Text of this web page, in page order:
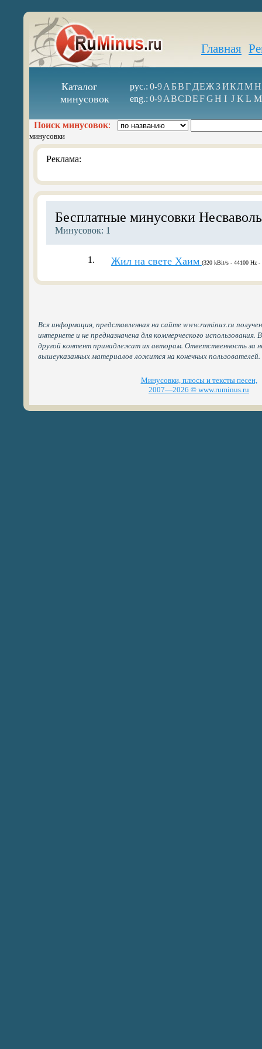
Главная
Каталог
минусовок
рус.: 0-9А БВГ ДЕЖ З ИКЛМН
eng.: 0-9ABCDEFGH I J K L M
Поиск минусовок:
минусовки
Реклама:
Бесплатные минусовки
Минусовок: 1
1. Жил на свете Хаим (320 kBit/s - 44100 Hz
Вся информация, представленная на сайте www.ruminus.ru
интернете и не предназначена для коммерческого
другой контент принадлежат их авторам. Ответственность за
вышеуказанных материалов ложится на конечных пользователей.
Минусовки, плюсы и тексты песен,
2007—2026 © www.ruminus.ru